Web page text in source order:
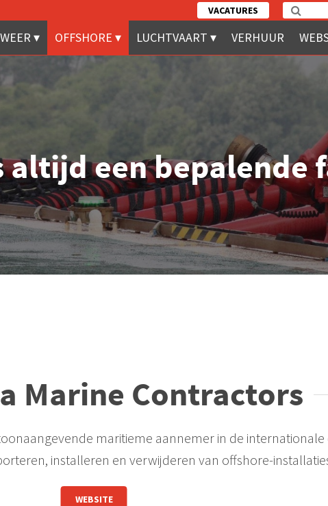
VACATURES
OFFSHORE LUCHTVAART VERHUUR
altijd een bepalende
Marine Contractors
maritieme aannemer in de
installeren en verwijderen van offshore-
WEBSITE